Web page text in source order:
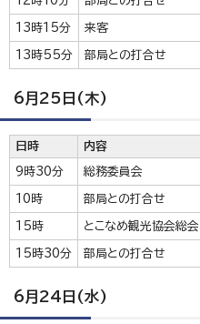
13時15分 来客
13時55分 部局との打合せ
6月25日(木)
日時 内容
9時30分 総務委員会
10時 部局との打合せ
15時 とこなめ観光協会総会
15時30分 部局との打合せ
6月24日(水)